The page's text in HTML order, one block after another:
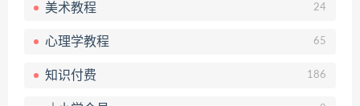
美术教程 24
心理学教程 65
知识付费 186